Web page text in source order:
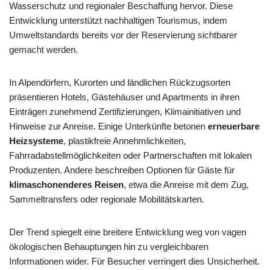
Wasserschutz und regionaler Beschaffung hervor. Diese
Entwicklung unterstützt nachhaltigen Tourismus, indem
Umweltstandards bereits vor der Reservierung sichtbarer
gemacht werden.
In Alpendörfern, Kurorten und ländlichen Rückzugsorten
präsentieren Hotels, Gästehäuser und Apartments in ihren
Einträgen zunehmend Zertifizierungen, Klimainitiativen und
Hinweise zur Anreise. Einige Unterkünfte betonen erneuerbare
Heizsysteme, plastikfreie Annehmlichkeiten,
Fahrradabstellmöglichkeiten oder Partnerschaften mit lokalen
Produzenten. Andere beschreiben Optionen für Gäste für
klimaschonenderes Reisen, etwa die Anreise mit dem Zug,
Sammeltransfers oder regionale Mobilitätskarten.
Der Trend spiegelt eine breitere Entwicklung weg von vagen
ökologischen Behauptungen hin zu vergleichbaren
Informationen wider. Für Besucher verringert dies Unsicherheit.